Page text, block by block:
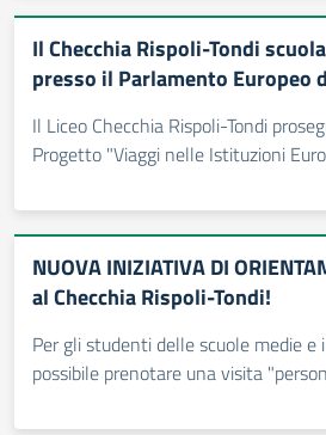
Il Checchia Rispoli-Tondi
presso il Parlamento Europeo
Il Liceo Checchia Rispoli-Tondi
Progetto "Viaggi nelle Istituzioni
NUOVA INIZIATIVA DI
al Checchia Rispoli-Tondi!
Per gli studenti delle scuole medie e
possibile prenotare una visita